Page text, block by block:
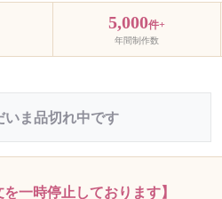
5,000件+
年間制作数
いま品切れ中です
を一時停止しております】